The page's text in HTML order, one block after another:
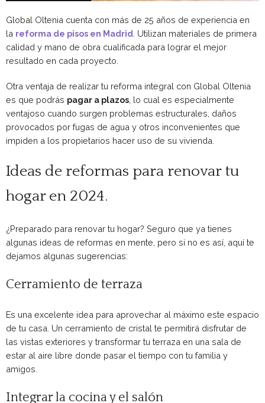
Global Oltenia cuenta con más de 25 años de experiencia en
la reforma de pisos en Madrid . Utilizan materiales de primera
calidad y mano de obra cualificada para lograr el mejor
resultado en cada proyecto.
Otra ventaja de realizar tu reforma integral con Global Oltenia
es que podrás pagar a plazos , lo cual es especialmente
ventajoso cuando surgen problemas estructurales, daños
provocados por fugas de agua y otros inconvenientes que
impiden a los propietarios hacer uso de su vivienda.
Ideas de reformas para renovar tu
hogar en 2024.
¿Preparado para renovar tu hogar? Seguro que ya tienes
algunas ideas de reformas en mente, pero si no es así, aquí te
dejamos algunas sugerencias:
Cerramiento de terraza
Es una excelente idea para aprovechar al máximo este espacio
de tu casa. Un cerramiento de cristal te permitirá disfrutar de
las vistas exteriores y transformar tu terraza en una sala de
estar al aire libre donde pasar el tiempo con tu familia y
amigos.
Integrar la cocina y el salón